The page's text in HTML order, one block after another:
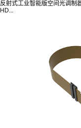
反射式工业智能版空间光调
HD...